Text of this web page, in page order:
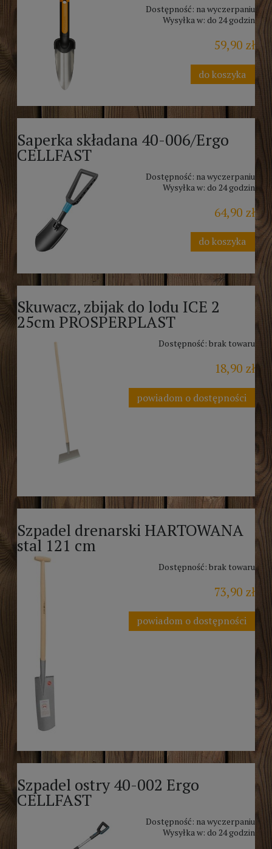
Dostępność: na wyczerpaniu
Wysyłka w: do 24 godzin
59,90 zł
do koszyka
Saperka składana 40-006/Ergo
CELLFAST
Dostępność: na wyczerpaniu
Wysyłka w: do 24 godzin
64,90 zł
do koszyka
Skuwacz, zbijak do lodu ICE 2
25cm PROSPERPLAST
Dostępność: brak towaru
18,90 zł
powiadom o dostępności
Szpadel drenarski HARTOWANA
stal 121 cm
Dostępność: brak towaru
73,90 zł
powiadom o dostępności
Szpadel ostry 40-002 Ergo
CELLFAST
Dostępność: na wyczerpaniu
Wysyłka w: do 24 godzin